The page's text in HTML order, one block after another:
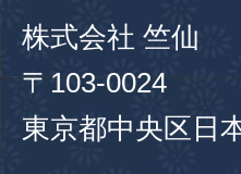
株式会社 竺仙
〒103-0024
東京都中央区日